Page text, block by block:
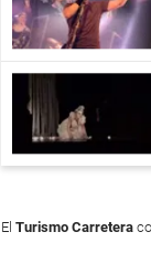
El Turismo Carretera